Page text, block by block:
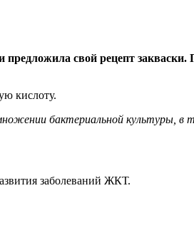
свой рецепт закваски.
кислоту.
бактериальной культуры, в
заболеваний ЖКТ.